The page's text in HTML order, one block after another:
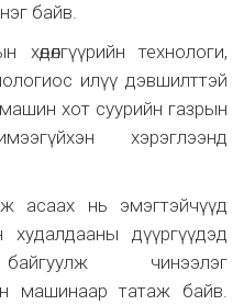
байв.
технологи,
илүү дэвшилттэй
хот суурийн газрын
хэрэглээнд
асаах нь эмэгтэйчүүд
худалдааны дүүргүүдэд
байгуулж чинээлэг
машинаар татаж байв.